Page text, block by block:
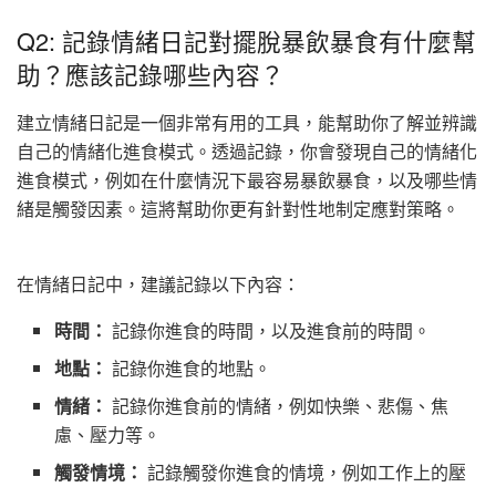
Q2: 記錄情緒日記對擺脫暴飲暴食有什麼幫
助？應該記錄哪些內容？
建立情緒日記是一個非常有用的工具，能幫助你了解並辨識
自己的情緒化進食模式。透過記錄，你會發現自己的情緒化
進食模式，例如在什麼情況下最容易暴飲暴食，以及哪些情
緒是觸發因素。這將幫助你更有針對性地制定應對策略。
在情緒日記中，建議記錄以下內容：
時間： 記錄你進食的時間，以及進食前的時間。
地點： 記錄你進食的地點。
情緒： 記錄你進食前的情緒，例如快樂、悲傷、焦
慮、壓力等。
觸發情境： 記錄觸發你進食的情境，例如工作上的壓